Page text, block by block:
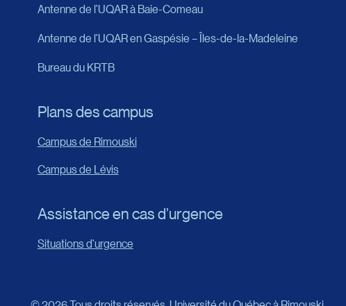
Antenne de l’UQAR à Baie-Comeau
Antenne de l’UQAR en Gaspésie – Îles-de-la-Madeleine
Bureau du KRTB
Plans des campus
Campus de Rimouski
Campus de Lévis
Assistance en cas d’urgence
Situations d'urgence